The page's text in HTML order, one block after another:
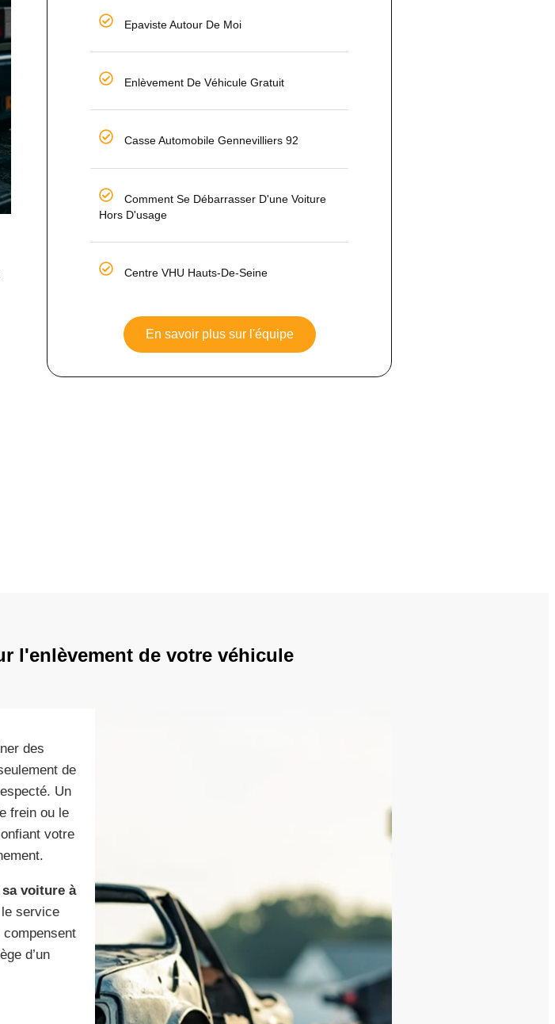
Epaviste Autour De Moi
Enlèvement De Véhicule Gratuit
Casse Automobile Gennevilliers 92
Comment Se Débarrasser D'une Voiture
Hors D'usage
Centre VHU Hauts-De-Seine
En savoir plus sur l'équipe
l'enlèvement de votre véhicule
des
de
Un
frein ou le
votre
voiture à
service
d’un